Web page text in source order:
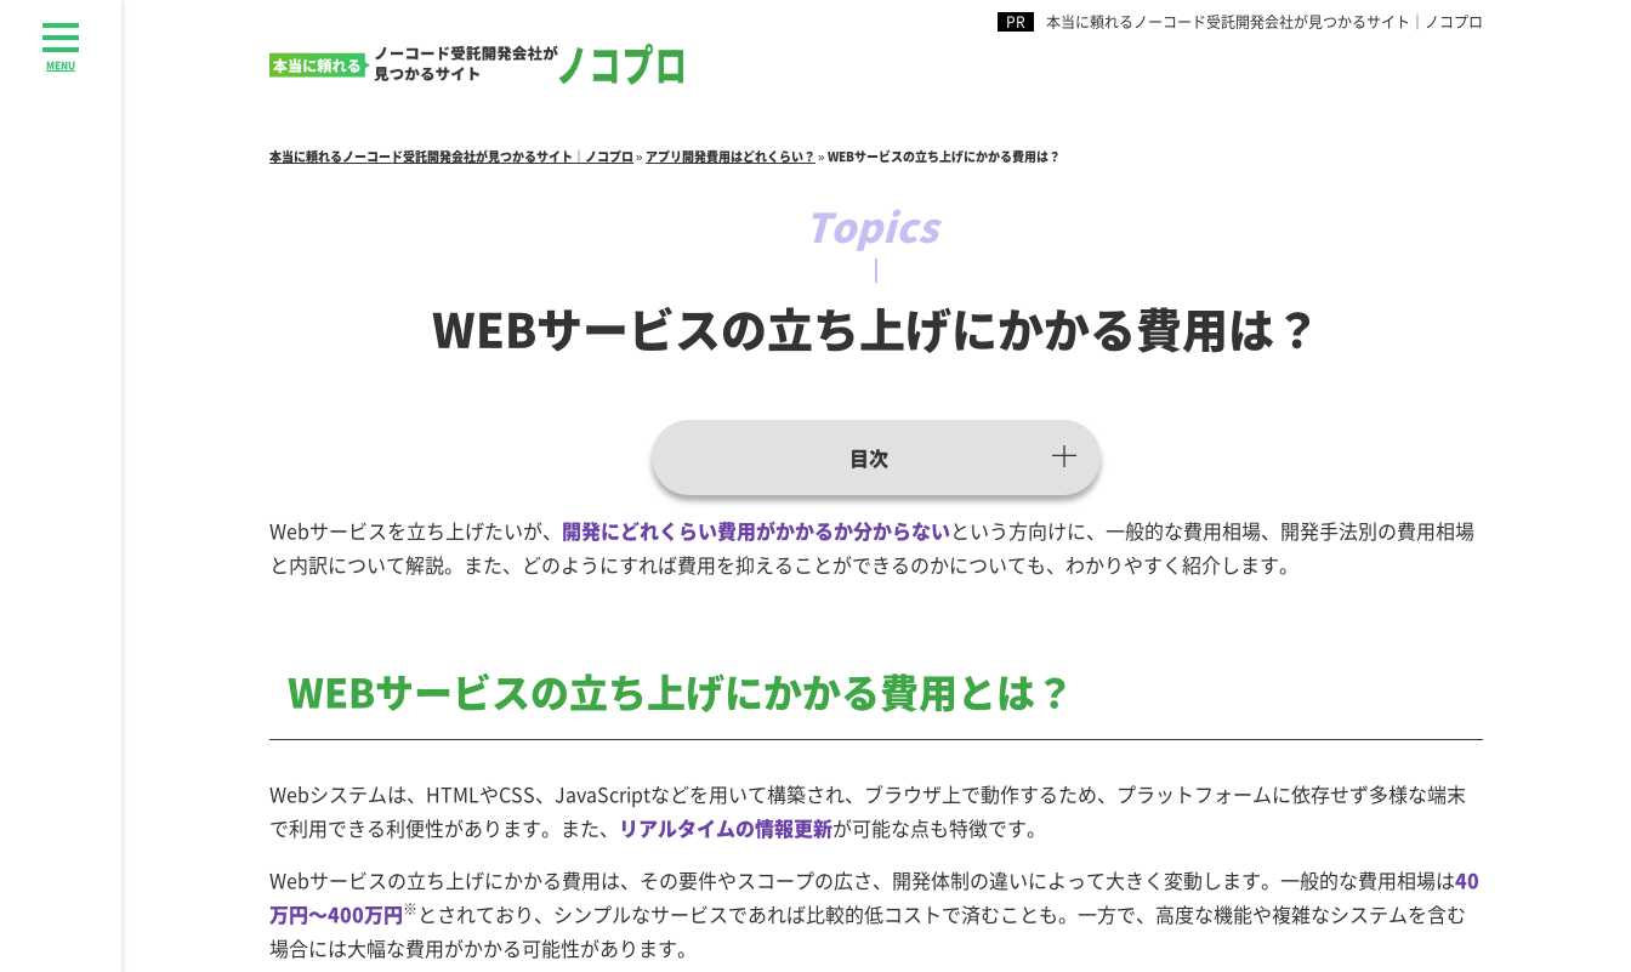
本当に頼れるノーコード受託開発会社が見つかるサイト｜ノコプロ
MENU
本当に頼れるノーコード受託開発会社が見つかるサイト｜ノコプロ » アプリ開発費用はどれくらい？ » WEBサービスの立ち上げにかかる費用は？
WEBサービスの立ち上げにかかる費用は？
目次
Webサービスを立ち上げたいが、 開発にどれくらい費用がかかるか分からないという方向けに、一般的な費用相場、開発手法別の費用相場
と内訳について解説。また、どのようにすれば費用を抑えることができるのかについても、わかりやすく紹介します。
WEBサービスの立ち上げにかかる費用とは？
Webシステムは、HTMLやCSS、JavaScriptなどを用いて構築され、ブラウザ上で動作するため、プラットフォームに依存せず多様な端末
で利用できる利便性があります。また、
リアルタイムの情報更新が可能な点も特徴です。
Webサービスの立ち上げにかかる費用は、その要件やスコープの広さ、開発体制の違いによって大きく変動します。一般的な費用相場は40
万円～400万円※ とされており、シンプルなサービスであれば比較的低コストで済むことも。一方で、高度な機能や複雑なシステムを含む
場合には大幅な費用がかかる可能性があります。